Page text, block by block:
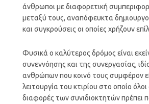
άνθρωποι με διαφορετική
μεταξύ τους, αναπόφευκτα
και συγκρούσεις οι οποίες χρήζουν
Φυσικά ο καλύτερος δρόμος είναι
συνεννόησης και της συνεργασίας,
ανθρώπων που κοινό τους συμφέρον
λειτουργία του κτιρίου στο οποίο
διαφορές των συνιδιοκτητών πρέπει